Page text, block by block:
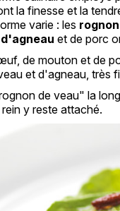
la finesse et la
varie : les
et de porc
de mouton et de
et d'agneau, très
de veau" la
y reste attaché.